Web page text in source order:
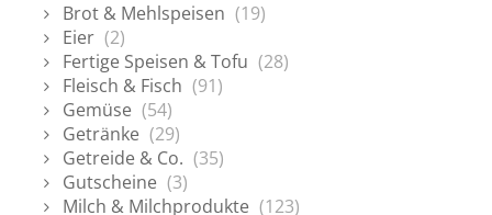
Brot & Mehlspeisen (19)
Eier (2)
Fertige Speisen & Tofu (28)
Fleisch & Fisch (91)
Gemüse (54)
Getränke (29)
Getreide & Co. (35)
Gutscheine (3)
Milch & Milchprodukte (123)